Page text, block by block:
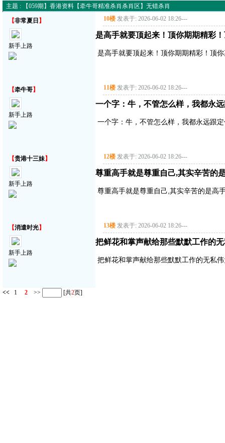
主题 : 【059期】香港资料【牵牛哥精准杀肖杀肖区】无错杀肖
【非常夏日 】
新手上路
10楼 发表于: 2026-06-02 18:26---
是高手就要顶起来！顶你期期精彩
是高手就要顶起来！顶你期期精彩！顶
【牵牛哥】
新手上路
11楼 发表于: 2026-06-02 18:26---
一个字：牛，不管怎么样，我都永
一个字：牛，不管怎么样，我都永远跟
【贵港十三妹】
新手上路
12楼 发表于: 2026-06-02 18:26---
尊重高手就是尊重自己,其实辛苦的
尊重高手就是尊重自己,其实辛苦的是高
【消遣时光】
新手上路
13楼 发表于: 2026-06-02 18:26---
把鲜花和掌声献给那些默默工作的
把鲜花和掌声献给那些默默工作的无私
<< 1 2 >> [共2页]